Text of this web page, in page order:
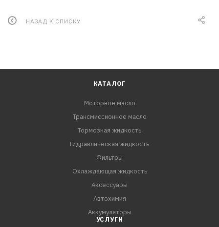
НАЗАД К СПИСКУ
КАТАЛОГ
Моторное масло
Трансмиссионное масло
Тормозная жидкость
Гидравлическая жидкость
Фильтры
Охлаждающая жидкость
Аксессуары
Автохимия
Аккумуляторы
УСЛУГИ